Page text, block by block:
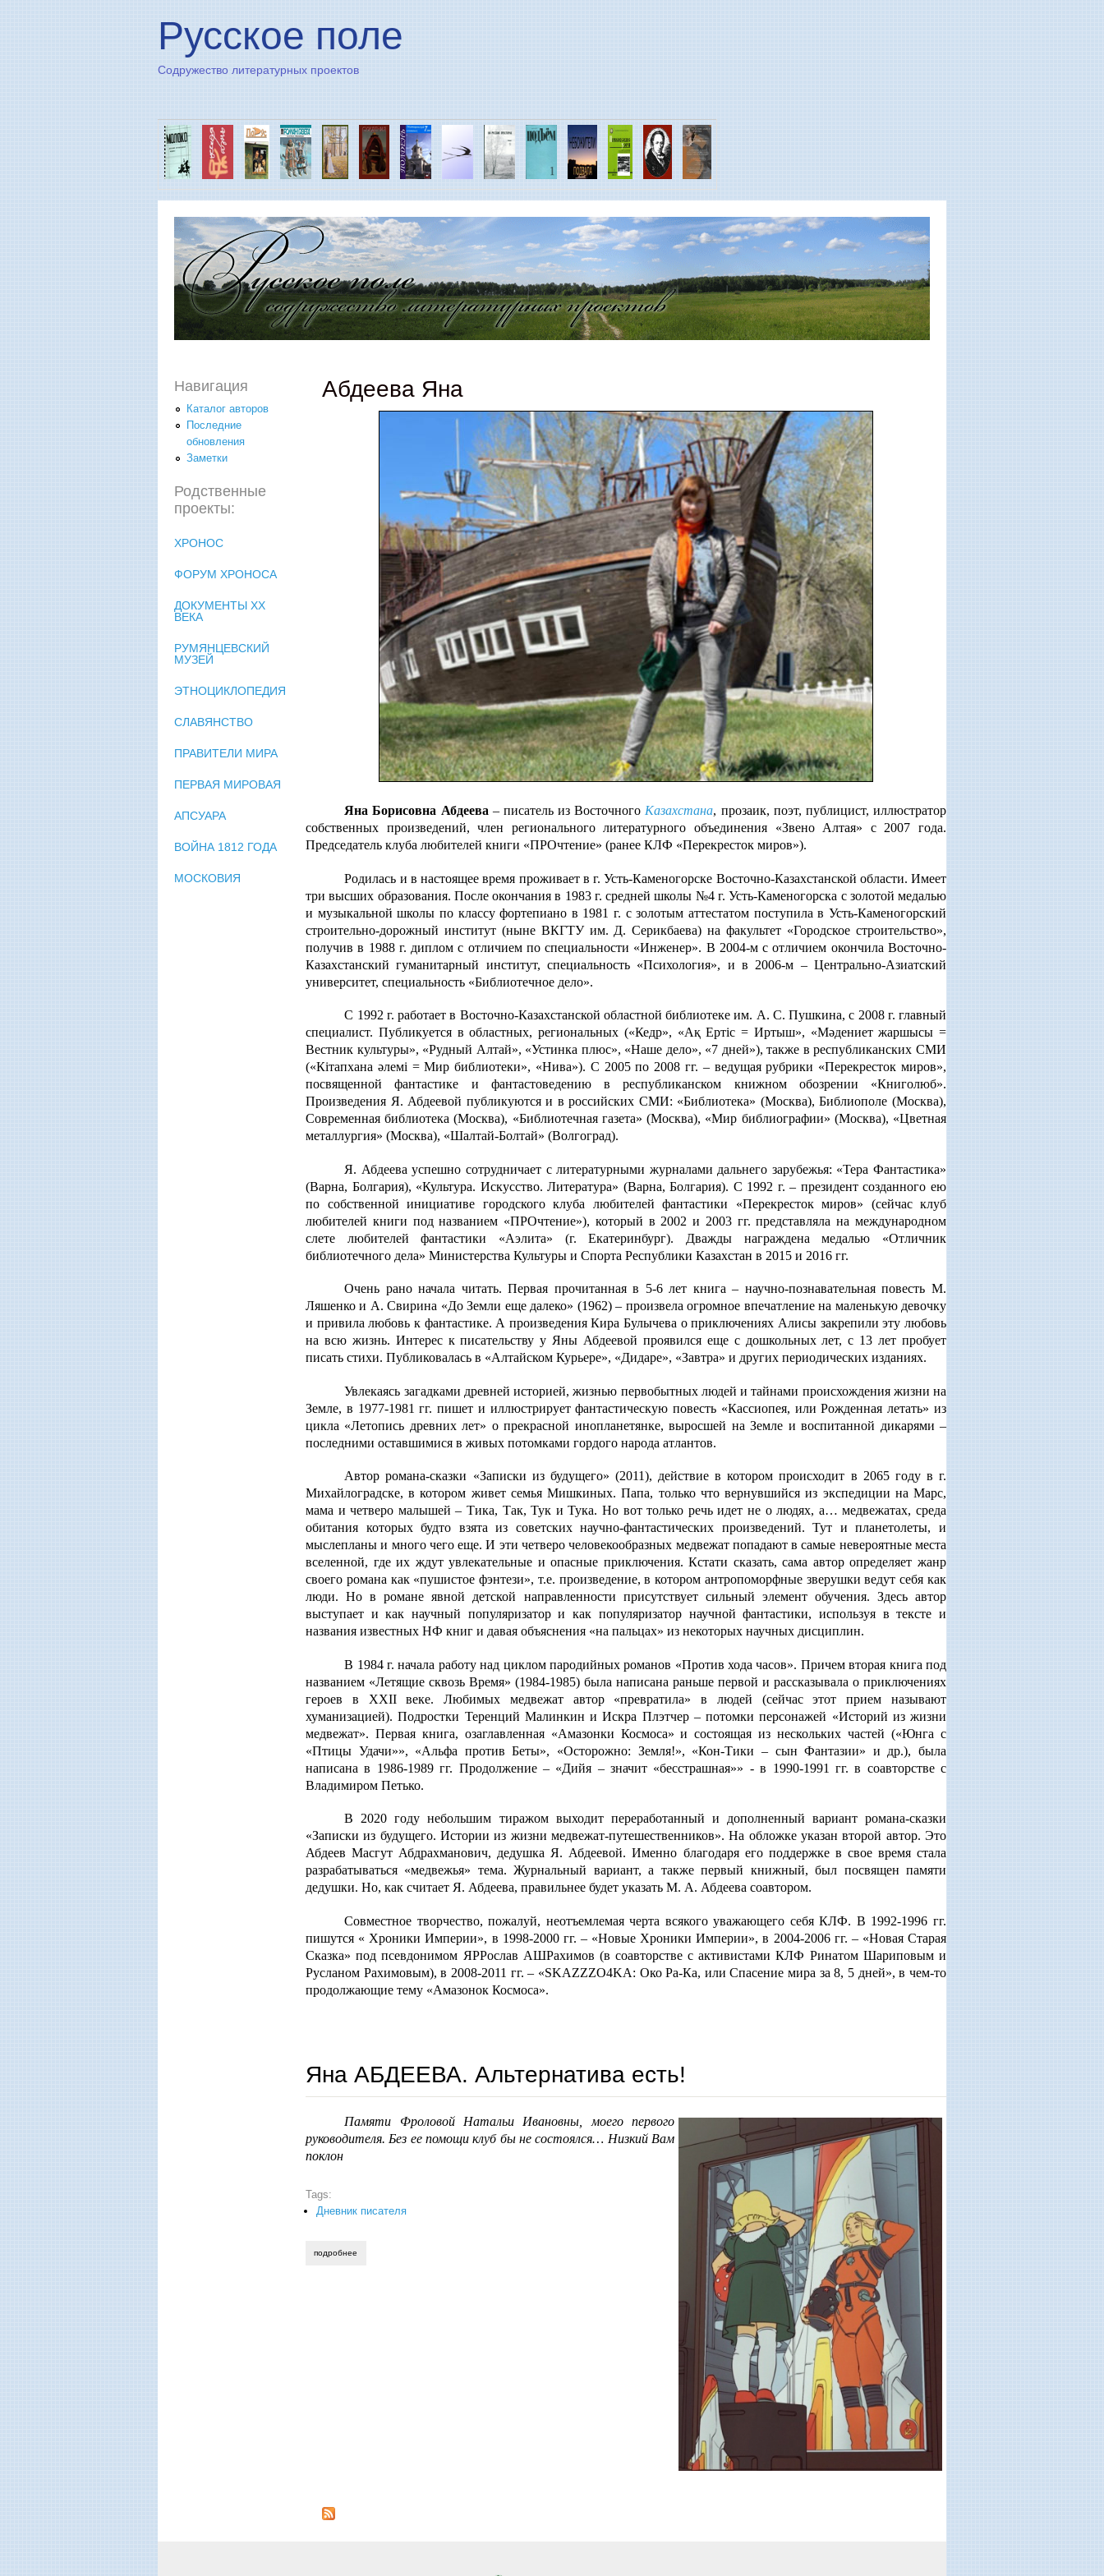
Русское поле
Содружество литературных проектов
Абдеева Яна
Яна Борисовна Абдеева – писатель из Восточного Казахстана, прозаик, поэт, публицист, иллюстратор
собственных произведений, член регионального литературного объединения «Звено Алтая» с 2007 года.
Председатель клуба любителей книги «ПРОчтение» (ранее КЛФ «Перекресток миров»).
Родилась и в настоящее время проживает в г. Усть-Каменогорске Восточно-Казахстанской области. Имеет
три высших образования. После окончания в 1983 г. средней школы №4 г. Усть-Каменогорска с золотой медалью
и музыкальной школы по классу фортепиано в 1981 г. с золотым аттестатом поступила в Усть-Каменогорский
строительно-дорожный институт (ныне ВКГТУ им. Д. Серикбаева) на факультет «Городское строительство»,
получив в 1988 г. диплом с отличием по специальности «Инженер». В 2004-м с отличием окончила Восточно-
Казахстанский гуманитарный институт, специальность «Психология», и в 2006-м – Центрально-Азиатский
университет, специальность «Библиотечное дело».
С 1992 г. работает в Восточно-Казахстанской областной библиотеке им. А. С. Пушкина, с 2008 г. главный
специалист. Публикуется в областных, региональных («Кедр», «Ақ Ертіс = Иртыш», «Мәдениет жаршысы =
Вестник культуры», «Рудный Алтай», «Устинка плюс», «Наше дело», «7 дней»), также в республиканских СМИ
(«Кiтапхана әлемi = Мир библиотеки», «Нива»). С 2005 по 2008 гг. – ведущая рубрики «Перекресток миров»,
посвященной фантастике и фантастоведению в республиканском книжном обозрении «Книголюб».
Произведения Я. Абдеевой публикуются и в российских СМИ: «Библиотека» (Москва), Библиополе (Москва),
Современная библиотека (Москва), «Библиотечная газета» (Москва), «Мир библиографии» (Москва), «Цветная
металлургия» (Москва), «Шалтай-Болтай» (Волгоград).
Я. Абдеева успешно сотрудничает с литературными журналами дальнего зарубежья: «Тера Фантастика»
(Варна, Болгария), «Культура. Искусство. Литература» (Варна, Болгария). С 1992 г. – президент созданного ею
по собственной инициативе городского клуба любителей фантастики «Перекресток миров» (сейчас клуб
любителей книги под названием «ПРОчтение»), который в 2002 и 2003 гг. представляла на международном
слете любителей фантастики «Аэлита» (г. Екатеринбург). Дважды награждена медалью «Отличник
библиотечного дела» Министерства Культуры и Спорта Республики Казахстан в 2015 и 2016 гг.
Очень рано начала читать. Первая прочитанная в 5-6 лет книга – научно-познавательная повесть М.
Ляшенко и А. Свирина «До Земли еще далеко» (1962) – произвела огромное впечатление на маленькую девочку
и привила любовь к фантастике. А произведения Кира Булычева о приключениях Алисы закрепили эту любовь
на всю жизнь. Интерес к писательству у Яны Абдеевой проявился еще с дошкольных лет, с 13 лет пробует
писать стихи. Публиковалась в «Алтайском Курьере», «Дидаре», «Завтра» и других периодических изданиях.
Увлекаясь загадками древней историей, жизнью первобытных людей и тайнами происхождения жизни на
Земле, в 1977-1981 гг. пишет и иллюстрирует фантастическую повесть «Кассиопея, или Рожденная летать» из
цикла «Летопись древних лет» о прекрасной инопланетянке, выросшей на Земле и воспитанной дикарями –
последними оставшимися в живых потомками гордого народа атлантов.
Автор романа-сказки «Записки из будущего» (2011), действие в котором происходит в 2065 году в г.
Михайлоградске, в котором живет семья Мишкиных. Папа, только что вернувшийся из экспедиции на Марс,
мама и четверо малышей – Тика, Так, Тук и Тука. Но вот только речь идет не о людях, а… медвежатах, среда
обитания которых будто взята из советских научно-фантастических произведений. Тут и планетолеты, и
мыслепланы и много чего еще. И эти четверо человекообразных медвежат попадают в самые невероятные места
вселенной, где их ждут увлекательные и опасные приключения. Кстати сказать, сама автор определяет жанр
своего романа как «пушистое фэнтези», т.е. произведение, в котором антропоморфные зверушки ведут себя как
люди. Но в романе явной детской направленности присутствует сильный элемент обучения. Здесь автор
выступает и как научный популяризатор и как популяризатор научной фантастики, используя в тексте и
названия известных НФ книг и давая объяснения «на пальцах» из некоторых научных дисциплин.
В 1984 г. начала работу над циклом пародийных романов «Против хода часов». Причем вторая книга под
названием «Летящие сквозь Время» (1984-1985) была написана раньше первой и рассказывала о приключениях
героев в XXII веке. Любимых медвежат автор «превратила» в людей (сейчас этот прием называют
хуманизацией). Подростки Теренций Малинкин и Искра Плэтчер – потомки персонажей «Историй из жизни
медвежат». Первая книга, озаглавленная «Амазонки Космоса» и состоящая из нескольких частей («Юнга с
«Птицы Удачи»», «Альфа против Беты», «Осторожно: Земля!», «Кон-Тики – сын Фантазии» и др.), была
написана в 1986-1989 гг. Продолжение – «Дийя – значит «бесстрашная»» - в 1990-1991 гг. в соавторстве с
Владимиром Петько.
В 2020 году небольшим тиражом выходит переработанный и дополненный вариант романа-сказки
«Записки из будущего. Истории из жизни медвежат-путешественников». На обложке указан второй автор. Это
Абдеев Масгут Абдрахманович, дедушка Я. Абдеевой. Именно благодаря его поддержке в свое время стала
разрабатываться «медвежья» тема. Журнальный вариант, а также первый книжный, был посвящен памяти
дедушки. Но, как считает Я. Абдеева, правильнее будет указать М. А. Абдеева соавтором.
Совместное творчество, пожалуй, неотъемлемая черта всякого уважающего себя КЛФ. В 1992-1996 гг.
пишутся « Хроники Империи», в 1998-2000 гг. – «Новые Хроники Империи», в 2004-2006 гг. – «Новая Старая
Сказка» под псевдонимом ЯРРослав АШРахимов (в соавторстве с активистами КЛФ Ринатом Шариповым и
Русланом Рахимовым), в 2008-2011 гг. – «SKAZZZO4KA: Око Ра-Ка, или Спасение мира за 8, 5 дней», в чем-то
продолжающие тему «Амазонок Космоса».
Яна АБДЕЕВА. Альтернатива есть!
Памяти Фроловой Натальи Ивановны, моего первого
руководителя. Без ее помощи клуб бы не состоялся… Низкий Вам
поклон
Tags:
Дневник писателя
подробнее
Навигация
Каталог авторов
Последние
обновления
Заметки
Родственные
проекты:
ХРОНОС
ФОРУМ ХРОНОСА
ДОКУМЕНТЫ XX
ВЕКА
РУМЯНЦЕВСКИЙ
МУЗЕЙ
ЭТНОЦИКЛОПЕДИЯ
СЛАВЯНСТВО
ПРАВИТЕЛИ МИРА
ПЕРВАЯ МИРОВАЯ
АПСУАРА
ВОЙНА 1812 ГОДА
МОСКОВИЯ